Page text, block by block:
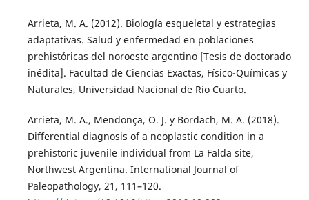
Arrieta, M. A. (2012). Biología esqueletal y estrategias
adaptativas. Salud y enfermedad en poblaciones
prehistóricas del noroeste argentino [Tesis de doctorado
inédita]. Facultad de Ciencias Exactas, Físico-Químicas y
Naturales, Universidad Nacional de Río Cuarto.
Arrieta, M. A., Mendonça, O. J. y Bordach, M. A. (2018).
Differential diagnosis of a neoplastic condition in a
prehistoric juvenile individual from La Falda site,
Northwest Argentina. International Journal of
Paleopathology, 21, 111–120.